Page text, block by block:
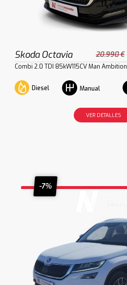
Skoda Octavia 20.990 €
Combi 2.0 TDI 85kW115CV Man Ambition
Diesel Manual
VER DETALLES
-7%